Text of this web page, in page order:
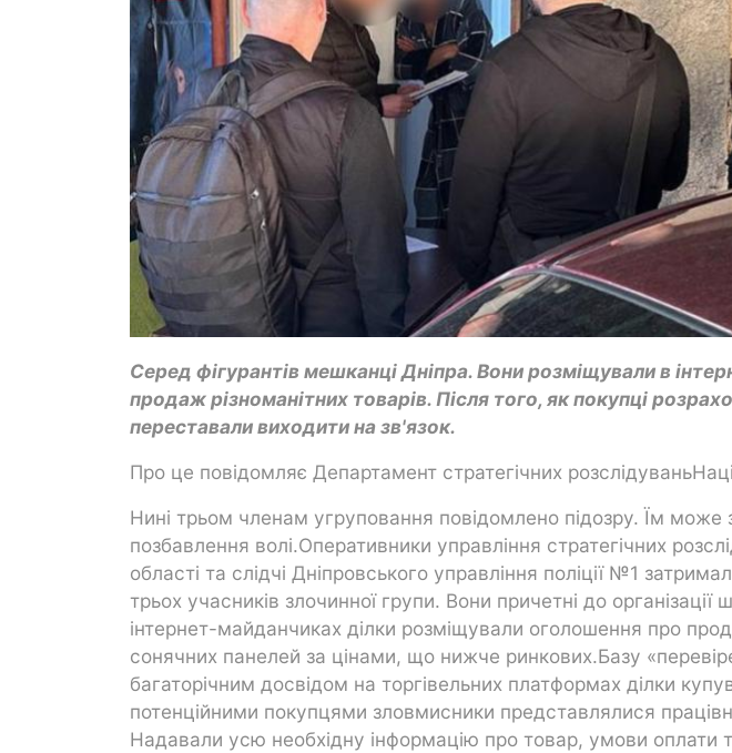
Серед фігурантів мешканці Дніпра. Вони розміщували в
продаж різноманітних товарів. Після того, як покупці
переставали виходити на зв'язок.
Про це повідомляє Департамент стратегічних
Нині трьом членам угруповання повідомлено підозру. Їм може
позбавлення волі.Оперативники управління стратегічних
області та слідчі Дніпровського управління поліції №1
трьох учасників злочинної групи. Вони причетні до організації
інтернет-майданчиках ділки розміщували оголошення про
сонячних панелей за цінами, що нижче ринкових.Базу
багаторічним досвідом на торгівельних платформах ділки
потенційними покупцями зловмисники представлялися
Надавали усю необхідну інформацію про товар, умови оплати